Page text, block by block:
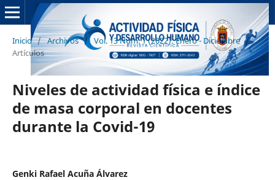
Inicio / Archivos / Vol. 13 Núm. 1 (2022): Enero - Diciembre /
Artículos
Niveles de actividad física e índice
de masa corporal en docentes
durante la Covid-19
Genki Rafael Acuña Álvarez